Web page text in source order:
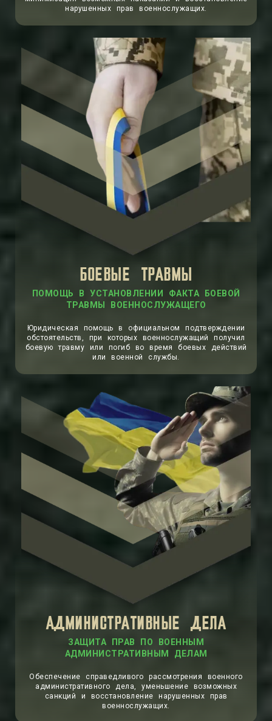
нарушенных прав военнослужащих.
БОЕВЫЕ ТРАВМЫ
ПОМОЩЬ В УСТАНОВЛЕНИИ ФАКТА БОЕВОЙ
ТРАВМЫ ВОЕННОСЛУЖАЩЕГО
Юридическая помощь в официальном подтверждении
обстоятельств, при которых военнослужащий получил
боевую травму или погиб во время боевых действий
или военной службы.
АДМИНИСТРАТИВНЫЕ ДЕЛА
ЗАЩИТА ПРАВ ПО ВОЕННЫМ
АДМИНИСТРАТИВНЫМ ДЕЛАМ
Обеспечение справедливого рассмотрения военного
административного дела, уменьшение возможных
санкций и восстановление нарушенных прав
военнослужащих.